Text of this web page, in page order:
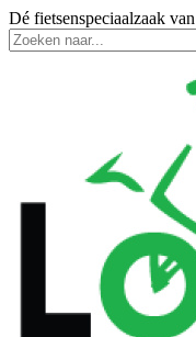
Dé fietsenspeciaalzaak